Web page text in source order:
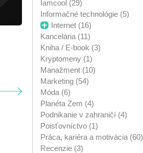
Iamcool (29)
Informačné technológie (5)
Internet (16)
Kancelária (11)
Kniha / E-book (3)
Kryptomeny (1)
Manažment (10)
Marketing (54)
Móda (6)
Planéta Zem (4)
Podnikanie v zahraničí (4)
Poisťovníctvo (1)
Práca, kariéra a motivácia (60)
Recenzie (3)